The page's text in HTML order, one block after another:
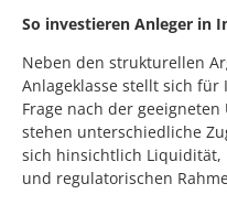
So investieren Anleger in
Neben den strukturellen
Anlageklasse stellt sich
Frage nach der
stehen unterschiedliche
sich hinsichtlich
und regulatorischen